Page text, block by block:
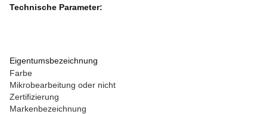
Technische Parameter:
Eigentumsbezeichnung
Farbe
Mikrobearbeitung oder nicht
Zertifizierung
Markenbezeichnung